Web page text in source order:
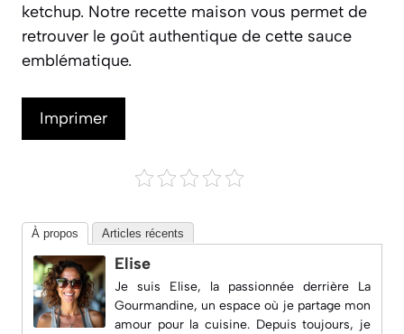
ketchup. Notre recette maison vous permet de
retrouver le goût authentique de cette sauce
emblématique.
Imprimer
À propos Articles récents
Elise
Je suis Elise, la passionnée derrière La
Gourmandine, un espace où je partage mon
amour pour la cuisine. Depuis toujours, je